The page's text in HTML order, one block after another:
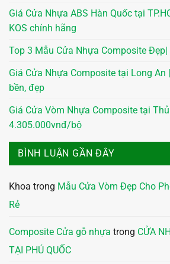
Giá Cửa Nhựa ABS Hàn Quốc tại
KOS chính hãng
Top 3 Mẫu Cửa Nhựa Composite
Giá Cửa Nhựa Composite tại Long An
bền, đẹp
Giá Cửa Vòm Nhựa Composite tại
4.305.000vnđ/bộ
BÌNH LUẬN GẦN ĐÂY
Khoa trong Mẫu Cửa Vòm Đẹp Cho
Rẻ
Composite Cửa gỗ nhựa trong CỬA
TẠI PHÚ QUỐC